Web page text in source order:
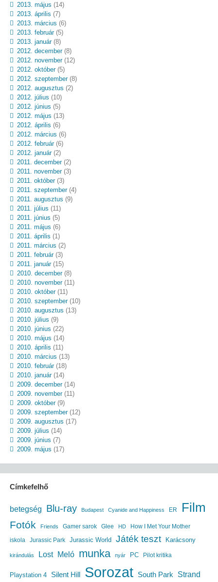
2013. május (14)
2013. április (7)
2013. március (6)
2013. február(5)
2013. január(8)
2012. december(8)
2012. november(12)
2012. október(5)
2012. szeptember(8)
2012. augusztus (2)
2012. július (10)
2012. június (5)
2012. május (13)
2012. április (6)
2012. március (6)
2012. február(6)
2012. január(2)
2011. december(2)
2011. november(3)
2011. október(3)
2011. szeptember(4)
2011. augusztus (9)
2011. július (11)
2011. június (5)
2011. május (6)
2011. április (1)
2011. március (2)
2011. február(3)
2011. január(15)
2010. december(8)
2010. november(11)
2010. október(11)
2010. szeptember(10)
2010. augusztus (13)
2010. július (9)
2010. június (22)
2010. május (14)
2010. április (11)
2010. március (13)
2010. február(18)
2010. január(14)
2009. december(14)
2009. november(11)
2009. október(9)
2009. szeptember(12)
2009. augusztus (17)
2009. július (14)
2009. június (7)
2009. május (17)
Címkefelhő
betegség Blu-ray Budapest Cyanide and Happiness ER Film
Fotók Friends Gamer sarok Glee HD
How I Met Your Mother
iskola
Jurassic Park Jurassic World Játék teszt Karácsony
kirándulás Lost Meló munka nyár PC Pilot kritika
Playstation 4 Silent Hill Sorozat South Park Strand